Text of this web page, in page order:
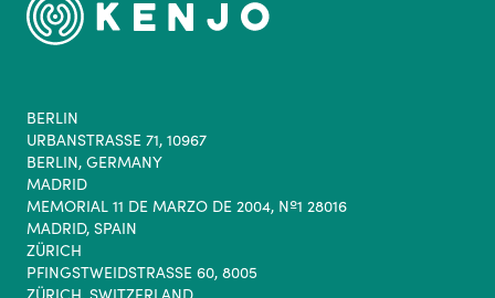
BERLIN
URBANSTRASSE 71, 10967
BERLIN, GERMANY
MADRID
MEMORIAL 11 DE MARZO DE 2004, Nº1 28016
MADRID, SPAIN
ZÜRICH
PFINGSTWEIDSTRASSE 60, 8005